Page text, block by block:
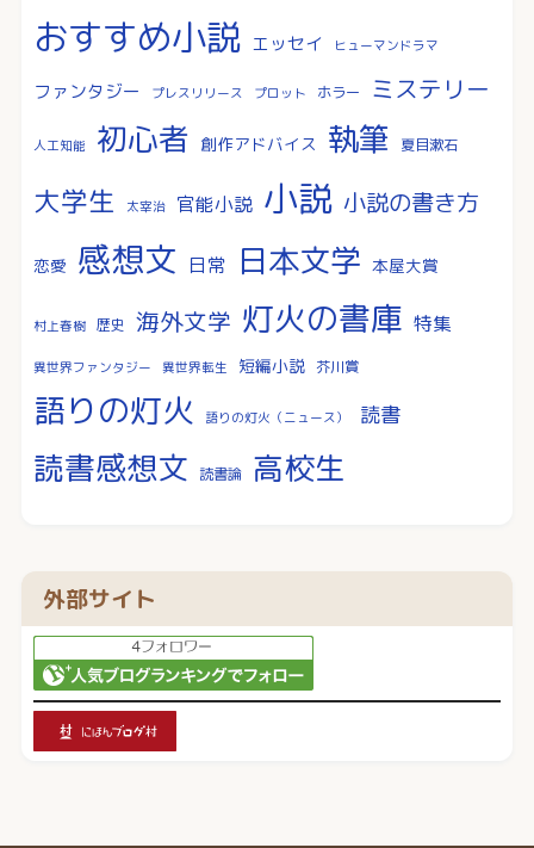
おすすめ小説 エッセイ ヒューマンドラマ
ファンタジー プレスリリース プロット ホラー ミステリー
人工知能 初心者 創作アドバイス 執筆 夏目漱石
大学生 太宰治 官能小説 小説 小説の書き方
恋愛 感想文 日常 日本文学 本屋大賞
村上春樹 歴史 海外文学 灯火の書庫 特集
異世界ファンタジー 異世界転生 短編小説 芥川賞
語りの灯火 語りの灯火（ニュース） 読書
読書感想文 読書論 高校生
外部サイト